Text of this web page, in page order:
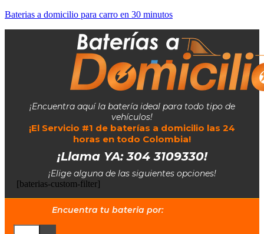
Baterias a domicilio para carro en 30 minutos
¡Encuentra aquí la batería ideal para todo tipo de
vehículos!
¡El Servicio #1 de baterías a domicilio las 24
horas en todo Colombia!
¡Llama YA: 304 3109330!
¡Elige alguna de las siguientes opciones!
[baterias-custom-filter]
Encuentra tu bateria por: